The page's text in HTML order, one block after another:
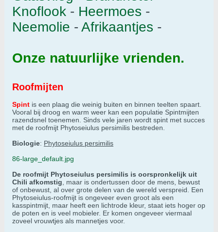
Knoflook - Heermoes -
Neemolie - Afrikaantjes -
Onze natuurlijke vrienden.
Roofmijten
Spint is een plaag die weinig buiten en binnen teelten spaart.
Vooral bij droog en warm weer kan een populatie Spintmijten
razendsnel toenemen. Sinds vele jaren wordt spint met succes
met de roofmijt Phytoseiulus persimilis bestreden.
Biologie: Phytoseiulus persimilis
86-large_default.jpg
De roofmijt Phytoseiulus persimilis is oorspronkelijk uit
Chili afkomstig , maar is ondertussen door de mens, bewust
of onbewust, al over grote delen van de wereld verspreid. Een
Phytoseiulus-roofmijt is ongeveer even groot als een
kasspintmijt, maar heeft een lichtrode kleur, staat iets hoger op
de poten en is veel mobieler. Er komen ongeveer viermaal
zoveel vrouwtjes als mannetjes voor.